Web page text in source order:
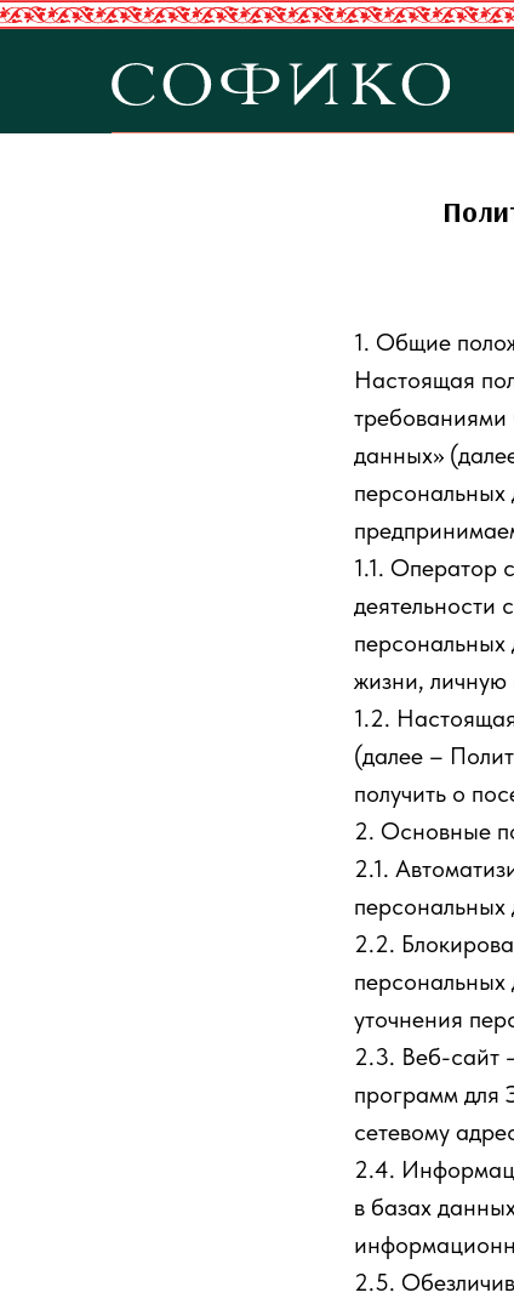
1. Общие
Настоящая
данных»
1.1. Оператор
деятельности
персональных
жизни,
1.2.
(далее –
получить о
2. Основные
2.1.
персональных
2.2.
персональных
уточнения
2.3. Веб-сайт
программ для
сетевому
2.4.
в базах
2.5.